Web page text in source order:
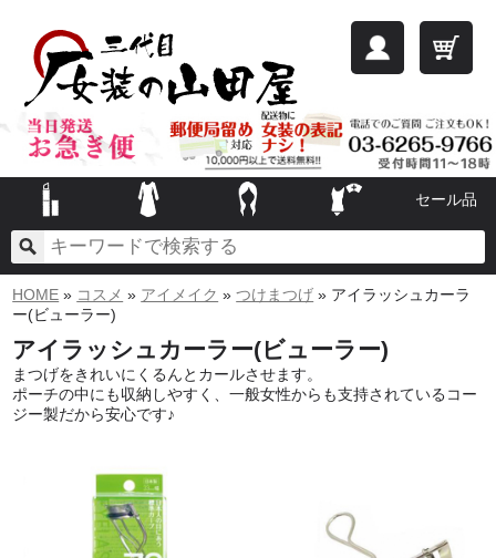
セール品
HOME » コスメ » アイメイク »つけまつげ » アイラッシュカーラ
ー(ビューラー)
アイラッシュカーラー(ビューラー)
まつげをきれいにくるんとカールさせます。
ポーチの中にも収納しやすく、一般女性からも支持されているコー
ジー製だから安心です♪